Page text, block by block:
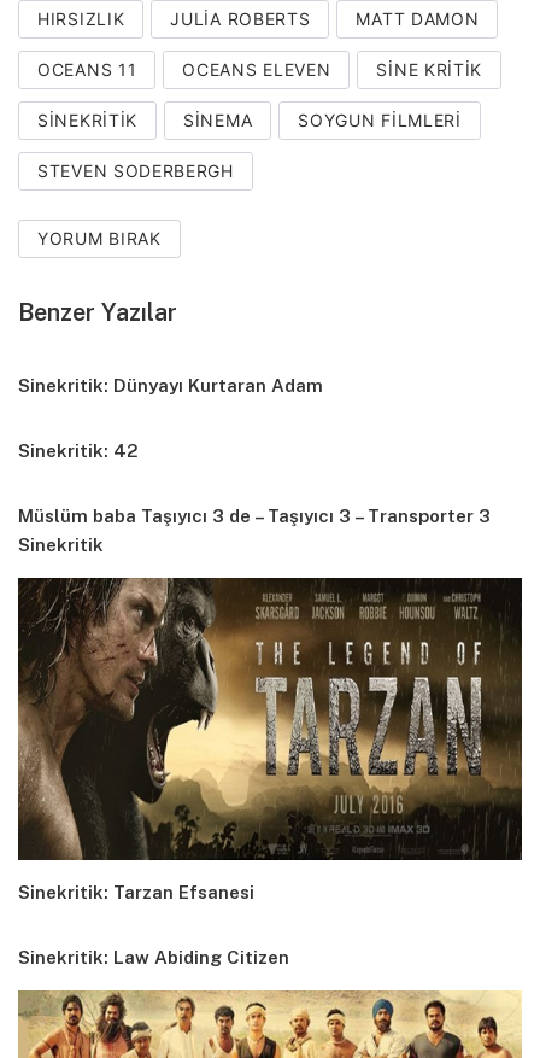
HIRSIZLIK JULIA ROBERTS MATT DAMON
OCEANS 11 OCEANS ELEVEN SINE KRITIK
SINEKRITIK SINEMA SOYGUN FILMLERI
STEVEN SODERBERGH
YORUM BIRAK
Benzer Yazılar
Sinekritik: Dünyayı Kurtaran Adam
Sinekritik: 42
Müslüm baba Taşıyıcı 3 de – Taşıyıcı 3 – Transporter 3
Sinekritik
Sinekritik: Tarzan Efsanesi
Sinekritik: Law Abiding Citizen